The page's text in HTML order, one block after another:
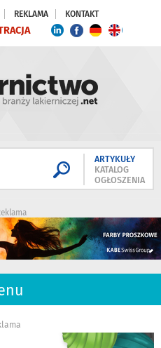
REKLAMA KONTAKT
ARTYKUŁY
KATALOG
OGŁOSZENIA